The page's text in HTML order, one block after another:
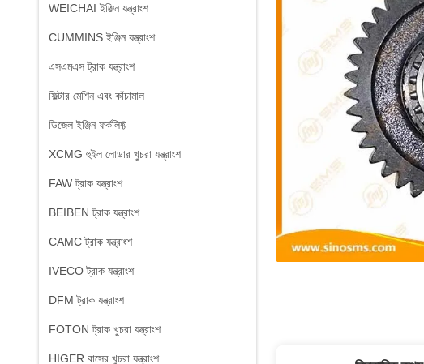
WEICHAI ইঞ্জিন যন্ত্রাংশ
CUMMINS ইঞ্জিন যন্ত্রাংশ
এসএমএস ট্রাক যন্ত্রাংশ
ফিল্টার মেশিন এবং কাঁচামাল
ডিজেল ইঞ্জিন ফর্কলিফ্ট
XCMG হুইল লোডার খুচরা যন্ত্রাংশ
FAW ট্রাক যন্ত্রাংশ
BEIBEN ট্রাক যন্ত্রাংশ
CAMC ট্রাক যন্ত্রাংশ
IVECO ট্রাক যন্ত্রাংশ
DFM ট্রাক যন্ত্রাংশ
FOTON ট্রাক খুচরা যন্ত্রাংশ
HIGER বাসের খুচরা যন্ত্রাংশ